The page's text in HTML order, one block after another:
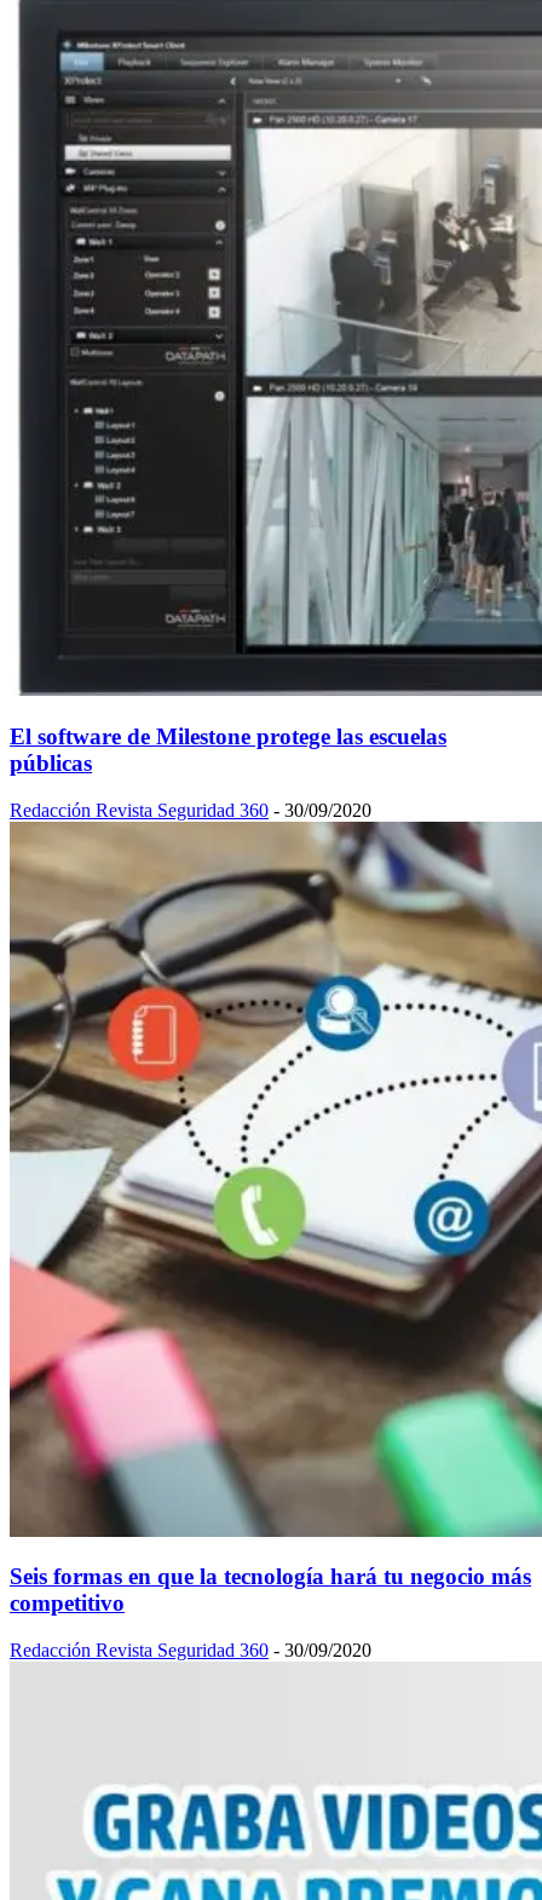
El software de Milestone protege las escuelas
públicas
Redacción Revista Seguridad 360 - 30/09/2020
Seis formas en que la tecnología hará tu negocio más
competitivo
Redacción Revista Seguridad 360 - 30/09/2020